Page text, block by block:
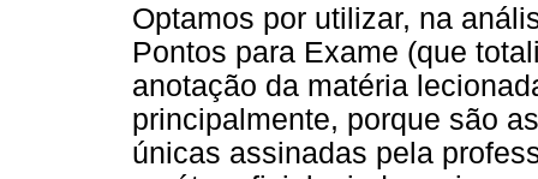
Optamos por utilizar, na
Pontos para Exame (que
anotação da matéria
principalmente, porque são
únicas assinadas pela